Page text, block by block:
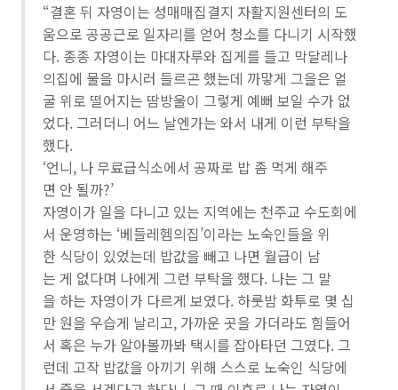
“결혼 뒤 자영이는 성매매집결지 자활지원센터의 도
움으로 공공근로 일자리를 얻어 청소를 다니기 시작했
다. 종종 자영이는 마대자루와 집게를 들고 막달레나
의집에 물을 마시러 들르곤 했는데 까맣게 그을은 얼
굴 위로 떨어지는 땀방울이 그렇게 예뻐 보일 수가 없
었다. 그러더니 어느 날엔가는 와서 내게 이런 부탁을
했다.
‘언니, 나 무료급식소에서 공짜로 밥 좀 먹게 해주
면 안 될까?’
자영이가 일을 다니고 있는 지역에는 천주교 수도회에
서 운영하는 ‘베들레헴의집’이라는 노숙인들을 위
한 식당이 있었는데 밥값을 빼고 나면 월급이 남
는 게 없다며 나에게 그런 부탁을 했다. 나는 그 말
을 하는 자영이가 다르게 보였다. 하룻밤 화투로 몇 십
만 원을 우습게 날리고, 가까운 곳을 가더라도 힘들어
서 혹은 누가 알아볼까봐 택시를 잡아타던 그였다. 그
런데 고작 밥값을 아끼기 위해 스스로 노숙인 식당에